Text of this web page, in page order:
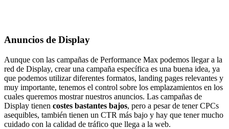
Anuncios de Display
Aunque con las campañas de Performance Max podemos llegar a la
red de Display, crear una campaña específica es una buena idea, ya
que podemos utilizar diferentes formatos, landing pages relevantes y
muy importante, tenemos el control sobre los emplazamientos en los
cuales queremos mostrar nuestros anuncios. Las campañas de
Display tienen costes bastantes bajos, pero a pesar de tener CPCs
asequibles, también tienen un CTR más bajo y hay que tener mucho
cuidado con la calidad de tráfico que llega a la web.